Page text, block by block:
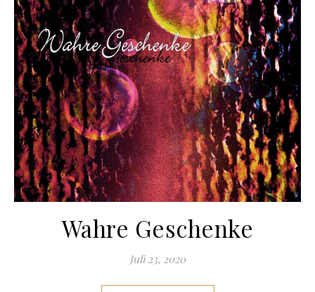
Wahre Geschenke
Juli 23, 2020